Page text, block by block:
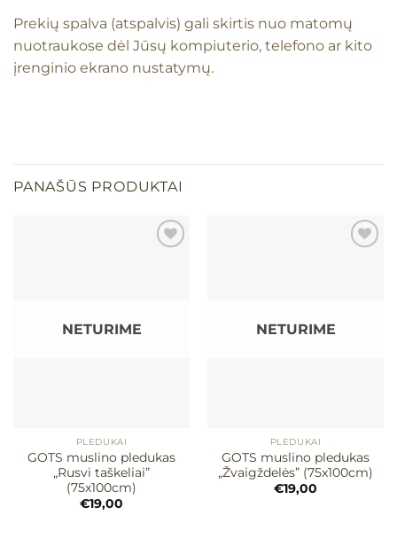
Prekių spalva (atspalvis) gali skirtis nuo matomų
nuotraukose dėl Jūsų kompiuterio, telefono ar kito
įrenginio ekrano nustatymų.
PANAŠŪS PRODUKTAI
NETURIME
PLEDUKAI
GOTS muslino pledukas
„Rusvi taškeliai”
(75x100cm)
€19,00
NETURIME
PLEDUKAI
GOTS muslino pledukas
„Žvaigždelės” (75x100cm)
€19,00